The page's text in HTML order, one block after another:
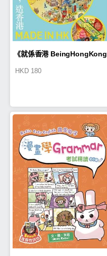
《就係香港 BeingHongKong
HKD 180